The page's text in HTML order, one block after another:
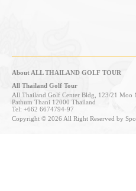
About ALL THAILAND GOLF TOUR
All Thailand Golf Tour
All Thailand Golf Center Bldg, 123/21 Moo
Pathum Thani 12000 Thailand
Tel: +662 6674794-97
Copyright © 2026 All Right Reserved by